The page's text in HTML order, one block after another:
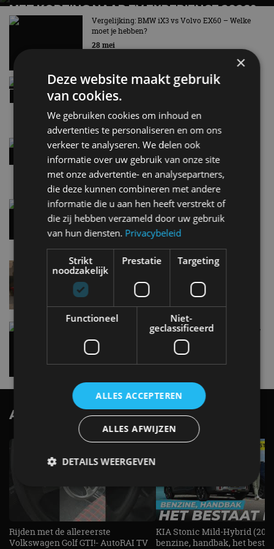
MET KORTING NAAR EV EXPERIENCE 2026?
AUTORAI REGELT HET!
EV Experience 2026 van 24 tot 26 september
Vergelijking: BMW iX3 vs Volvo EX60 – Welke
moet je hebben?
28 mei
Review – Kia Niro Hybrid (2026), nog wel
relevant?
Street-art verklapt design nieuwe Smart #2
8:10
Gespot: een Chevrolet Corvette Z06
7 aug
Lamborghini Revuelto eert 60 jaar Miura met
speciale editie
Carbon fibre op je laadkabel: nergens voor nodig,
en precies daarom geweldig
5 aug
AutoRAI.nl TV SUBSCRIBE
Rijden met de allereerste
Volkswagen Golf GTI!- AutoRAI TV
KIA Stonic Mild-Hybrid
benzine, handbak, het
×
Deze website maakt gebruik
van cookies.
We gebruiken cookies om inhoud en
advertenties te personaliseren en om ons
verkeer te analyseren. We delen ook
informatie over uw gebruik van onze site
met onze advertentie- en analysepartners,
die deze kunnen combineren met andere
informatie die u aan hen heeft verstrekt of
die zij hebben verzameld door uw gebruik
van hun diensten. Privacybeleid
Strikt
noodzakelijk
Prestatie Targeting
Functioneel
Niet-
geclassificeerd
ALLES ACCEPTEREN
ALLES AFWIJZEN
DETAILS WEERGEVEN
Strikt noodzakelijk Prestatie
Targeting
Functioneel
Niet-geclassificeerd